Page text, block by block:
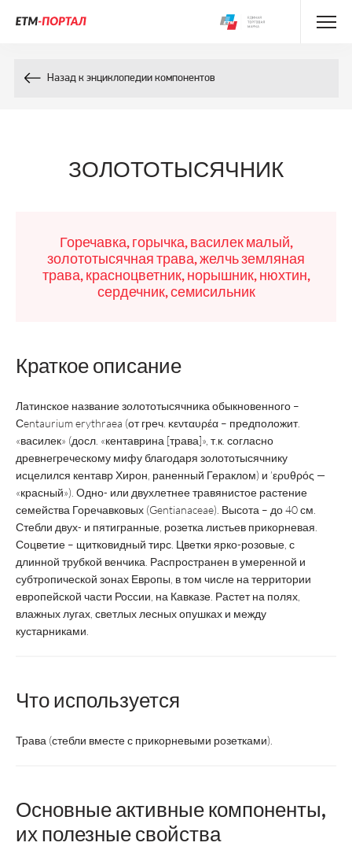
Назад к энциклопедии компонентов
ЗОЛОТОТЫСЯЧНИК
Горечавка, горычка, василек малый,
золототысячная трава, желчь земляная
трава, красноцветник, норышник, нюхтин,
сердечник, семисильник
Краткое описание
Латинское название золототысячника обыкновенного –
Сentaurium erythraea (от греч. κενταυρέα – предположит.
«василек» (досл. «кентаврина [трава]», т.к. согласно
древнегреческому мифу благодаря золототысячнику
исцелился кентавр Хирон, раненный Гераклом) и ’ερυθρός —
«красный»). Одно- или двухлетнее травянистое растение
семейства Горечавковых (Gentianaceae). Высота – до 40 см.
Стебли двух- и пятигранные, розетка листьев прикорневая.
Соцветие – щитковидный тирс. Цветки ярко-розовые, с
длинной трубкой венчика. Распространен в умеренной и
субтропической зонах Европы, в том числе на территории
европейской части России, на Кавказе. Растет на полях,
влажных лугах, светлых лесных опушках и между
кустарниками.
Что используется
Трава (стебли вместе с прикорневыми розетками).
Основные активные компоненты,
их полезные свойства